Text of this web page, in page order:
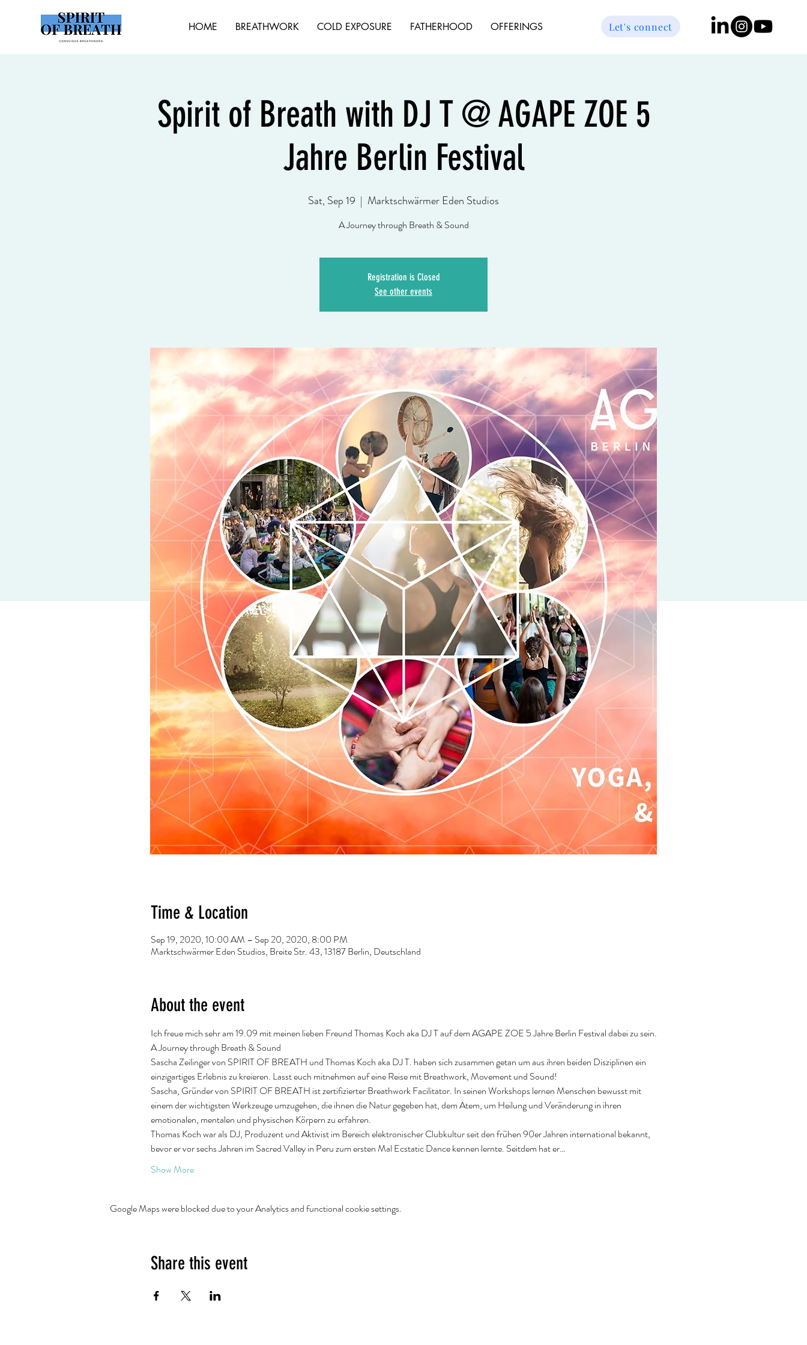
HOME BREATHWORK COLD EXPOSURE FATHERHOOD OFFERINGS Let's connect
Spirit of Breath with DJ T @ AGAPE ZOE 5
Jahre Berlin Festival
Sat, Sep 19
  |
Marktschwärmer Eden Studios
A Journey through Breath & Sound
Registration is Closed
See other events
Time & Location
Sep 19, 2020, 10:00 AM – Sep 20, 2020, 8:00 PM
Marktschwärmer Eden Studios, Breite Str. 43, 13187 Berlin, Deutschland
About the event
Ich freue mich sehr am 19.09 mit meinen lieben Freund Thomas Koch aka DJ T auf dem AGAPE ZOE 5 Jahre Berlin Festival dabei zu sein.
A Journey through Breath & Sound
Sascha Zeilinger von SPIRIT OF BREATH und Thomas Koch aka DJ T. haben sich zusammen getan um aus ihren beiden Disziplinen ein
einzigartiges Erlebnis zu kreieren. Lasst euch mitnehmen auf eine Reise mit Breathwork, Movement und Sound!
Sascha, Gründer von SPIRIT OF BREATH ist zertifizierter Breathwork Facilitator. In seinen Workshops lernen Menschen bewusst mit
einem der wichtigsten Werkzeuge umzugehen, die ihnen die Natur gegeben hat, dem Atem, um Heilung und Veränderung in ihren
emotionalen, mentalen und physischen Körpern zu erfahren.
Thomas Koch war als DJ, Produzent und Aktivist im Bereich elektronischer Clubkultur seit den frühen 90er Jahren international bekannt,
bevor er vor sechs Jahren im Sacred Valley in Peru zum ersten Mal Ecstatic Dance kennen lernte. Seitdem hat er…
Show More
Google Maps were blocked due to your Analytics and functional cookie settings.
Share this event